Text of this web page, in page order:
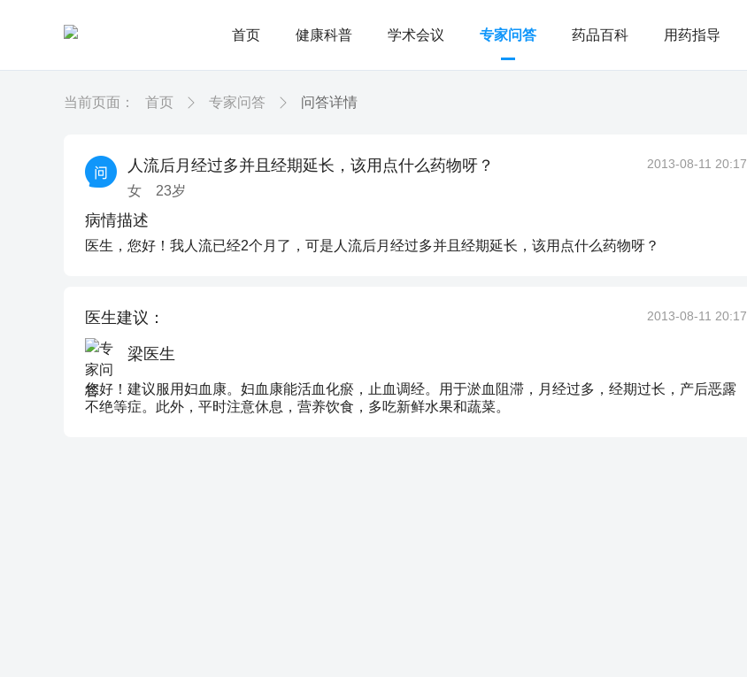
首页 健康科普 学术会议 专家问答 药品百科 用药指导
当前页面： 首页 专家问答 问答详情
人流后月经过多并且经期延长，该用点什么药物呀？
女 23岁
2013-08-11 20:17
病情描述
医生，您好！我人流已经2个月了，可是人流后月经过多并且经期延长，该用点什么药物呀？
医生建议： 2013-08-11 20:17
梁医生
您好！建议服用妇血康。妇血康能活血化瘀，止血调经。用于淤血阻滞，月经过多，经期过长，产后恶露
不绝等症。此外，平时注意休息，营养饮食，多吃新鲜水果和蔬菜。